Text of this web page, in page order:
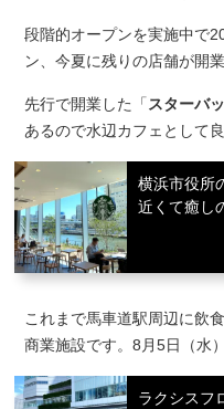
段階的オープンを実施中で
ン、今夏に残りの店舗が開業
先行で開業した「 スターバ
あるので水辺カフェとして
横浜市役所
近くて癒し
これまで馬車道駅周辺に飲
商業施設です。8月5日（水
ラクシスフ